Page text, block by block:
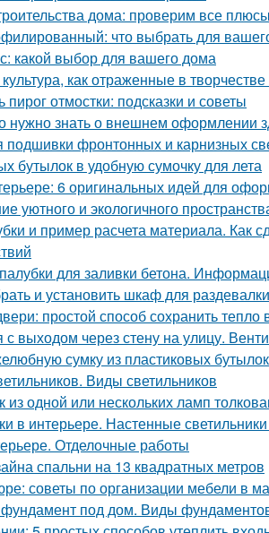
дома: проверим все
что выбрать для
какой выбор для вашего дома
как отраженные в
пирог отмостки: подсказки и советы
нужно знать о внешнем оформлении
фронтонных и карнизных
бутылок в удобную сумочку для лета
6 оригинальных идей для
уютного и экологичного
и пример расчета материала. Как
для заливки бетона.
и установить шкаф для
простой способ сохранить
выходом через стену на улицу.
сумку из пластиковых
Виды светильников
из одной или нескольких ламп
в интерьере. Настенные
Отделочные работы
спальни на 13 квадратных метров
советы по организации мебели в
фундамент под дом. Виды